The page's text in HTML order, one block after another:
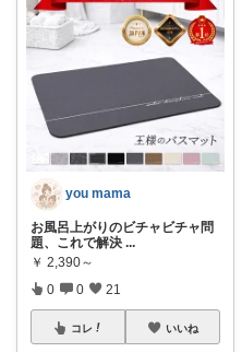
you mama
お風呂上がりのビチャビチャ問
題、これで解決 ...
￥ 2,390～
0 0 21
コレ いいね